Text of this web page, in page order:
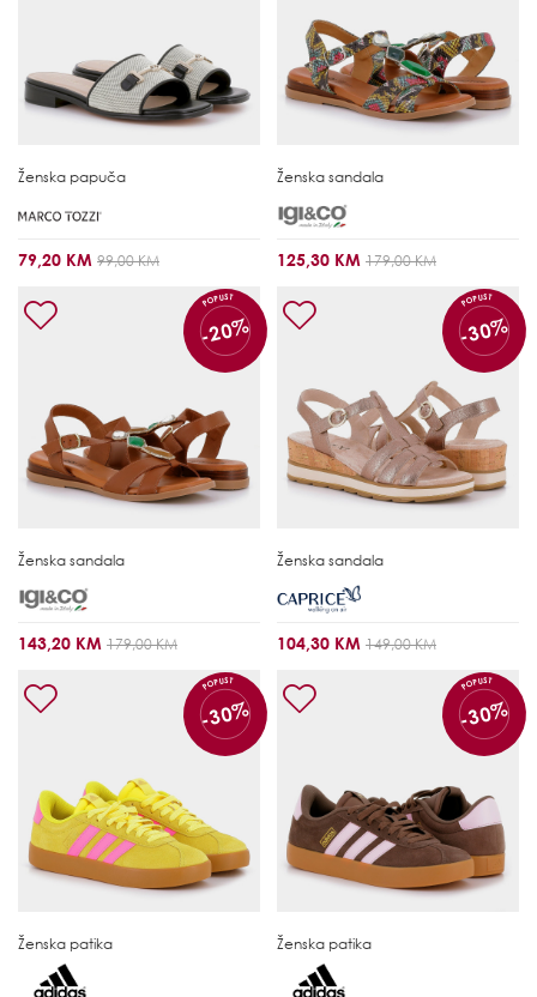
Ženska papuča
79,20 KM 99,00 KM
Ženska sandala
125,30 KM 179,00 KM
POPUST
-20%
Ženska sandala
143,20 KM 179,00 KM
POPUST
-30%
Ženska sandala
104,30 KM 149,00 KM
POPUST
-30%
Ženska patika
POPUST
-30%
Ženska patika